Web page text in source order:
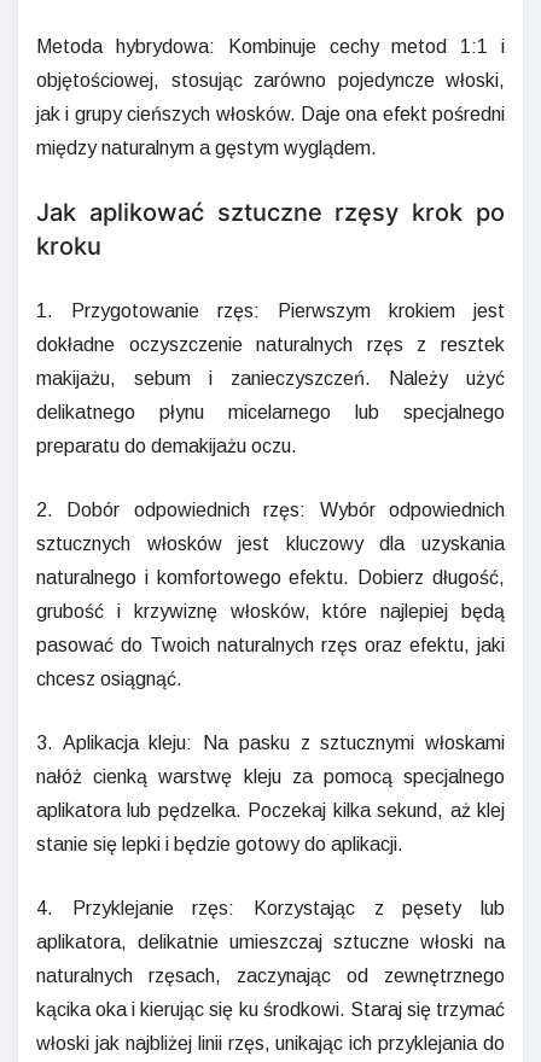
Metoda hybrydowa: Kombinuje cechy metod 1:1 i
objętościowej, stosując zarówno pojedyncze włoski,
jak i grupy cieńszych włosków. Daje ona efekt pośredni
między naturalnym a gęstym wyglądem.
Jak aplikować sztuczne rzęsy krok po
kroku
1. Przygotowanie rzęs: Pierwszym krokiem jest
dokładne oczyszczenie naturalnych rzęs z resztek
makijażu, sebum i zanieczyszczeń. Należy użyć
delikatnego płynu micelarnego lub specjalnego
preparatu do demakijażu oczu.
2. Dobór odpowiednich rzęs: Wybór odpowiednich
sztucznych włosków jest kluczowy dla uzyskania
naturalnego i komfortowego efektu. Dobierz długość,
grubość i krzywiznę włosków, które najlepiej będą
pasować do Twoich naturalnych rzęs oraz efektu, jaki
chcesz osiągnąć.
3. Aplikacja kleju: Na pasku z sztucznymi włoskami
nałóż cienką warstwę kleju za pomocą specjalnego
aplikatora lub pędzelka. Poczekaj kilka sekund, aż klej
stanie się lepki i będzie gotowy do aplikacji.
4. Przyklejanie rzęs: Korzystając z pęsety lub
aplikatora, delikatnie umieszczaj sztuczne włoski na
naturalnych rzęsach, zaczynając od zewnętrznego
kącika oka i kierując się ku środkowi. Staraj się trzymać
włoski jak najbliżej linii rzęs, unikając ich przyklejania do